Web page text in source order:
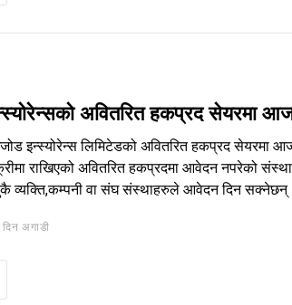
अवितरित हकप्रद सेयरमा
इन्स्योरेन्स लिमिटेडको अवितरित हकप्रद
राखिएको अवितरित हकप्रदमा आवेदन नपरेको
व्यक्ति,कम्पनी वा संघ संस्थाहरुले आवेदन दिन सक्नेछन्
अगाडी